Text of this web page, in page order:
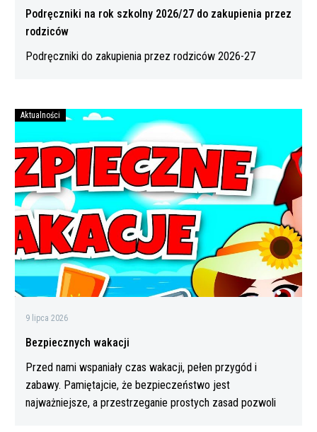
Podręczniki na rok szkolny 2026/27 do zakupienia przez
rodziców
Podręczniki do zakupienia przez rodziców 2026-27
Bezpiecznych
wakacji
Aktualności
9 lipca 2026
Bezpiecznych wakacji
Przed nami wspaniały czas wakacji, pełen przygód i
zabawy. Pamiętajcie, że bezpieczeństwo jest
najważniejsze, a przestrzeganie prostych zasad pozwoli